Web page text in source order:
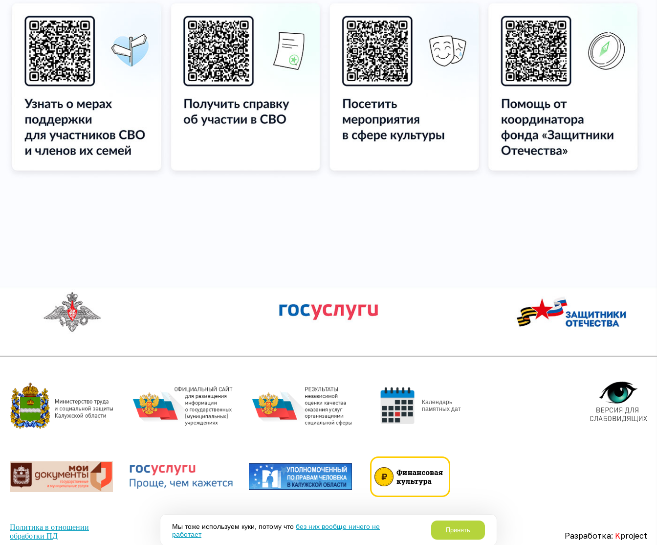
Календарь
памятных дат
Политика в отношении
обработки ПД
Разработка: Kproject
Мы тоже используем куки, потому что без них вообще ничего не
работает
Принять